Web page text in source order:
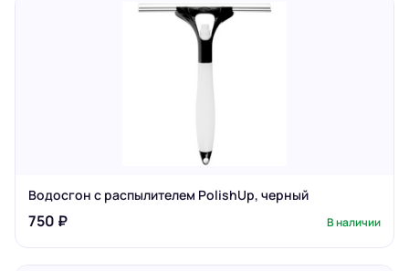
Водосгон с распылителем PolishUp, черный
750 ₽ В наличии